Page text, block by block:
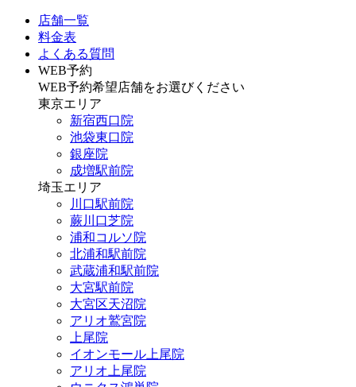
店舗一覧
料金表
よくある質問
WEB予約
WEB予約希望店舗をお選びください
東京エリア
新宿西口院
池袋東口院
銀座院
成増駅前院
埼玉エリア
川口駅前院
蕨川口芝院
浦和コルソ院
北浦和駅前院
武蔵浦和駅前院
大宮駅前院
大宮区天沼院
アリオ鷲宮院
上尾院
イオンモール上尾院
アリオ上尾院